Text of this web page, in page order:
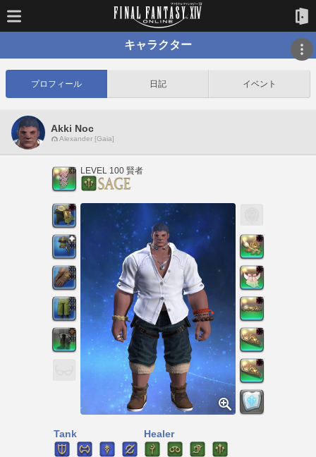
キャラクター
プロフィール 日記 イベント
Akki Noc
Alexander [Gaia]
LEVEL 100 賢者
Tank Healer